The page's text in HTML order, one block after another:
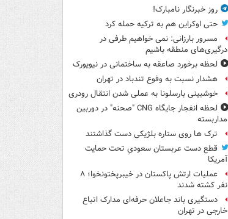
روز خبرنگار نامبارک!
حتی اوکراین هم به ترکیه حمله کرد
مسرور بارزانی: نمی خواهیم طرفی در
درگیری‌های منطقه باشیم
لحظه برخورد صاعقه به ساختمانی در نیویورک
هشدار نسبت به وفوع تندباد در تهران
خوشبینی بارسلونا به عملی شدن انتقال رودری
لحظه انفجار جایگاه CNG "صحنه" در دوربین
مداربسته
ترک ها روی ستاره بلژیکی دست گذاشتند
قطع دست عربستان سعودیِ تحت حمایت
آمریکا
عملیات ارتش پاکستان در خیبرپختونخوا؛ ۸
نفر کشته شدند
دستگیری باند جاعلان حرفه‌ای مدارک اتباع
خارجی در تهران